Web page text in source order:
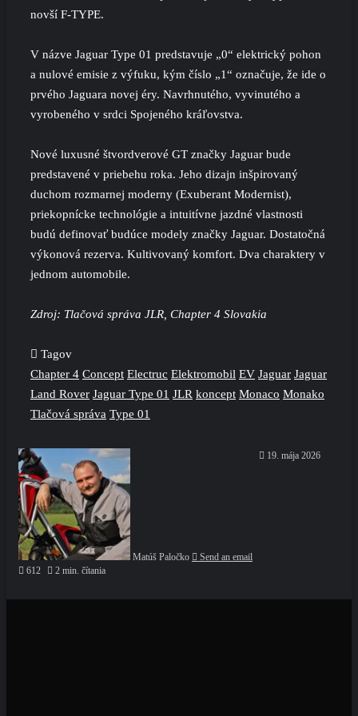
novší F-TYPE.
V názve Jaguar Type 01 predstavuje „0“ elektrický pohon
a nulové emisie z výfuku, kým číslo „1“ označuje, že ide o
prvého Jaguara novej éry. Navrhnutého, vyvinutého a
vyrobeného v srdci Spojeného kráľovstva.
Nové luxusné štvordverové GT značky Jaguar bude
predstavené v priebehu roka. Jeho dizajn inšpirovaný
duchom rozmarnej moderny (Exuberant Modernist),
priekopnícke technológie a intuitívne jazdné vlastnosti
budú definovať budúce modely značky Jaguar. Dostatočná
výkonová rezerva. Kultivovaný komfort. Dva charaktery v
jednom automobile.
Zdroj: Tlačová správa JLR, Chapter 4 Slovakia
Tagov
Chapter 4 Concept Electruc Elektromobil EV Jaguar Jaguar
Land Rover Jaguar Type 01 JLR koncept Monaco Monako
Tlačová správa Type 01
Matúš Paločko Send an email
19. mája 2026
612 2 min. čítania